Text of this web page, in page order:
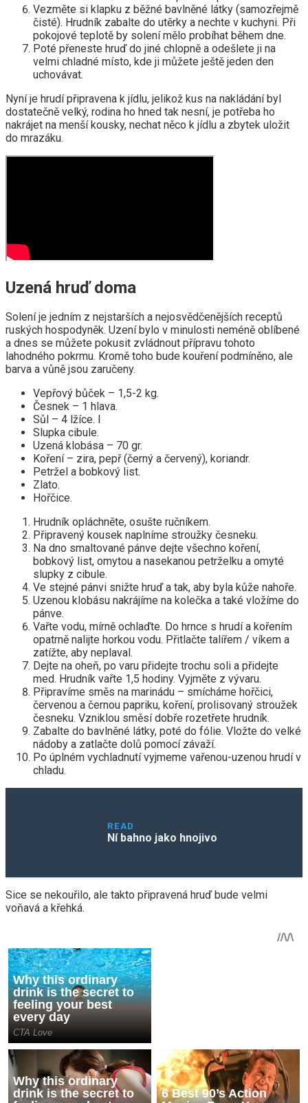
Vezměte si klapku z běžné bavlněné látky (samozřejmě
čisté). Hrudník zabalte do utěrky a nechte v kuchyni. Při
pokojové teplotě by solení mělo probíhat během dne.
Poté přeneste hruď do jiné chlopně a odešlete ji na
velmi chladné místo, kde ji můžete ještě jeden den
uchovávat.
Nyní je hrudí připravena k jídlu, jelikož kus na nakládání byl
dostatečně velký, rodina ho hned tak nesní, je potřeba ho
nakrájet na menší kousky, nechat něco k jídlu a zbytek uložit
do mrazáku.
Uzená hruď doma
Solení je jedním z nejstarších a nejosvědčenějších receptů
ruských hospodyněk. Uzení bylo v minulosti neméně oblíbené
a dnes se můžete pokusit zvládnout přípravu tohoto
lahodného pokrmu. Kromě toho bude kouření podmíněno, ale
barva a vůně jsou zaručeny.
Vepřový bůček – 1,5-2 kg.
Česnek – 1 hlava.
Sůl – 4 lžíce. l
Slupka cibule.
Uzená klobása – 70 gr.
Koření – zira, pepř (černý a červený), koriandr.
Petržel a bobkový list.
Zlato.
Hořčice.
Hrudník opláchněte, osušte ručníkem.
Připravený kousek naplníme stroužky česneku.
Na dno smaltované pánve dejte všechno koření,
bobkový list, omytou a nasekanou petrželku a omyté
slupky z cibule.
Ve stejné pánvi snižte hruď a tak, aby byla kůže nahoře.
Uzenou klobásu nakrájíme na kolečka a také vložíme do
pánve.
Vařte vodu, mírně ochlaďte. Do hrnce s hrudí a kořením
opatrně nalijte horkou vodu. Přitlačte talířem / víkem a
zatížte, aby neplaval.
Dejte na oheň, po varu přidejte trochu soli a přidejte
med. Hrudník vařte 1,5 hodiny. Vyjměte z vývaru.
Připravíme směs na marinádu – smícháme hořčici,
červenou a černou papriku, koření, prolisovaný stroužek
česneku. Vzniklou směsí dobře rozetřete hrudník.
Zabalte do bavlněné látky, poté do fólie. Vložte do velké
nádoby a zatlačte dolů pomocí závaží.
Po úplném vychladnutí vyjmeme vařenou-uzenou hrudí v
chladu.
READ
Ní bahno jako hnojivo
Sice se nekouřilo, ale takto připravená hruď bude velmi
voňavá a křehká.